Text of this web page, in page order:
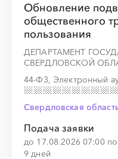
Обновление
общественного
пользования
ДЕПАРТАМЕНТ
СВЕРДЛОВСКОЙ
44-ФЗ, Электронный
Свердловская
Подача заявки
до 17.08.2026 07:00
9 дней